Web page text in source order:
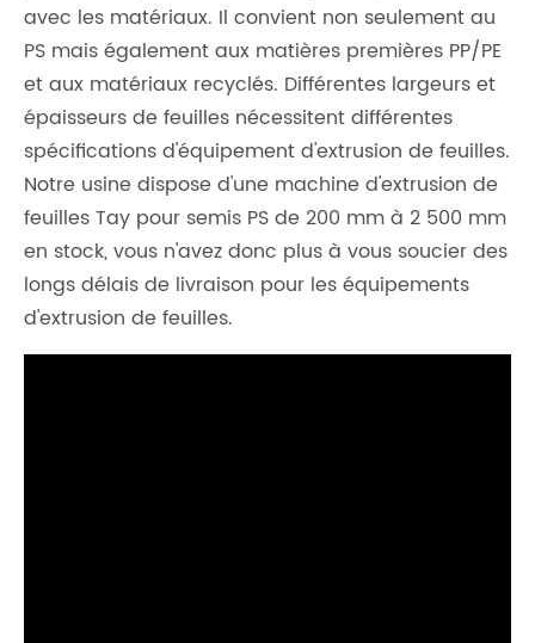
avec les matériaux. Il convient non seulement au
PS mais également aux matières premières PP/PE
et aux matériaux recyclés. Différentes largeurs et
épaisseurs de feuilles nécessitent différentes
spécifications d'équipement d'extrusion de feuilles.
Notre usine dispose d'une machine d'extrusion de
feuilles Tay pour semis PS de 200 mm à 2 500 mm
en stock, vous n'avez donc plus à vous soucier des
longs délais de livraison pour les équipements
d'extrusion de feuilles.